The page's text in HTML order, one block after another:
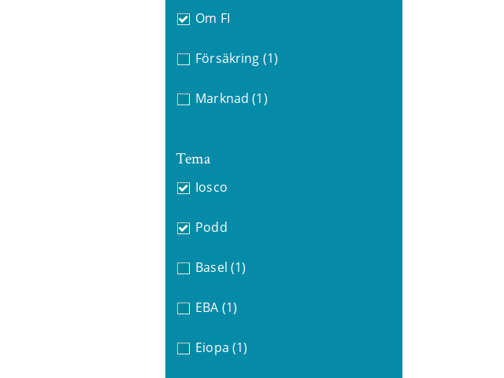
Om FI
Försäkring (1)
Marknad (1)
Tema
Iosco
Podd
Basel (1)
EBA (1)
Eiopa (1)